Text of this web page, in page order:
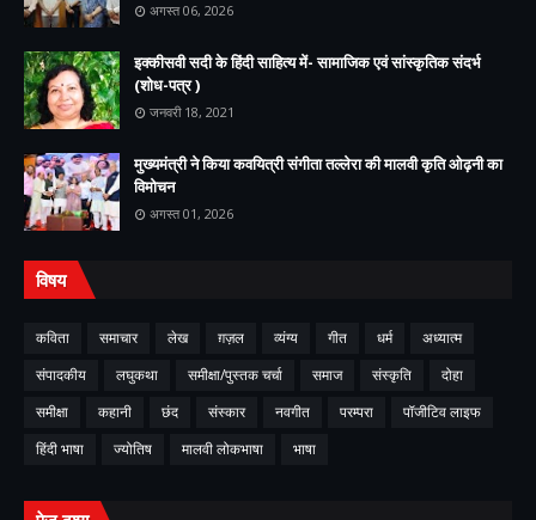
अगस्त 06, 2026
इक्कीसवी सदी के हिंदी साहित्य में- सामाजिक एवं सांस्कृतिक संदर्भ
(शोध-पत्र )
जनवरी 18, 2021
मुख्यमंत्री ने किया कवयित्री संगीता तल्लेरा की मालवी कृति ओढ़नी का
विमोचन
अगस्त 01, 2026
विषय
कविता समाचार लेख ग़ज़ल व्यंग्य गीत धर्म
अध्यात्म
संपादकीय
लघुकथा समीक्षा/पुस्तक चर्चा समाज संस्कृति
दोहा
समीक्षा
कहानी छंद संस्कार नवगीत परम्परा
पॉजीटिव लाइफ
हिंदी भाषा
ज्योतिष मालवी लोकभाषा भाषा